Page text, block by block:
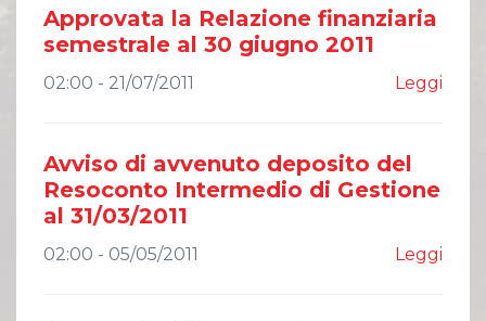
Approvata la Relazione finanziaria
semestrale al 30 giugno 2011
02:00 - 21/07/2011 Leggi
Avviso di avvenuto deposito del
Resoconto Intermedio di Gestione
al 31/03/2011
02:00 - 05/05/2011 Leggi